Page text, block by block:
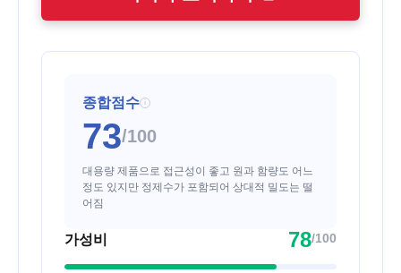
종합점수 i
73/100
대용량 제품으로 접근성이 좋고 원과 함량도 어느
정도 있지만 정제수가 포함되어 상대적 밀도는 떨
어짐
가성비 78/100